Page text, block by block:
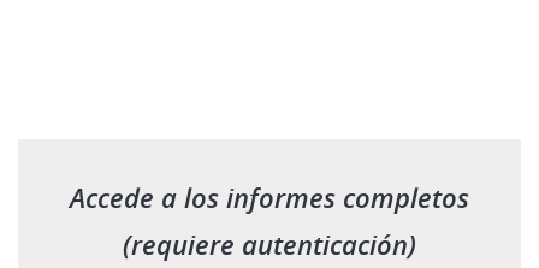
Accede a los informes completos
(requiere autenticación)